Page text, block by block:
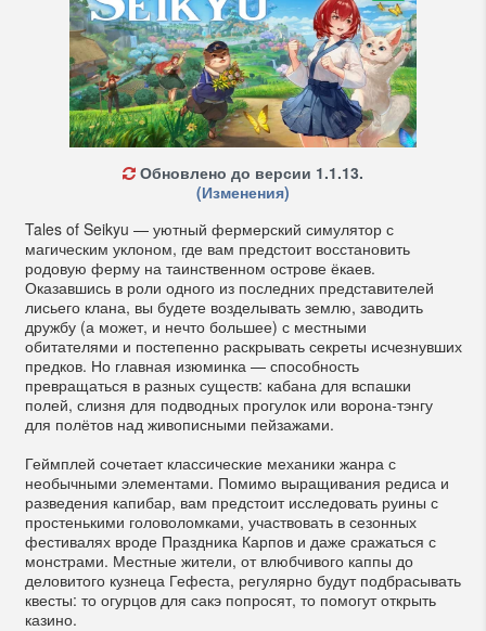
Обновлено до версии 1.1.13.
(Изменения)
Tales of Seikyu — уютный фермерский симулятор с
магическим уклоном, где вам предстоит восстановить
родовую ферму на таинственном острове ёкаев.
Оказавшись в роли одного из последних представителей
лисьего клана, вы будете возделывать землю, заводить
дружбу (а может, и нечто большее) с местными
обитателями и постепенно раскрывать секреты исчезнувших
предков. Но главная изюминка — способность
превращаться в разных существ: кабана для вспашки
полей, слизня для подводных прогулок или ворона-тэнгу
для полётов над живописными пейзажами.
Геймплей сочетает классические механики жанра с
необычными элементами. Помимо выращивания редиса и
разведения капибар, вам предстоит исследовать руины с
простенькими головоломками, участвовать в сезонных
фестивалях вроде Праздника Карпов и даже сражаться с
монстрами. Местные жители, от влюбчивого каппы до
деловитого кузнеца Гефеста, регулярно будут подбрасывать
квесты: то огурцов для сакэ попросят, то помогут открыть
казино.